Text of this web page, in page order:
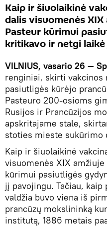
Kaip ir šiuolaikinė
dalis visuomenės
Pasteur kūrimui
kritikavo ir netgi
VILNIUS, vasario 26 —
renginiai, skirti vakcinos
pasiutligės kūrėjo
Pasteuro 200-osioms
Rusijos ir Prancūzijos
apskritajame stale,
stoties mieste sukūrimo
Kaip ir šiuolaikinė
visuomenės XIX
kūrimui pasiutligės
jį pavojingu. Tačiau,
valdžia buvo viena iš
prancūzų mokslininką
institutą, 1886 metais